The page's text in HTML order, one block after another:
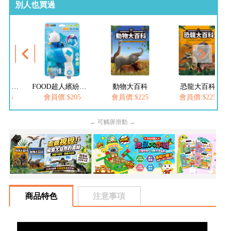
別人也買過
FOOD超人繽紛泡泡槍
會員價:$205
動物大百科
會員價:$225
恐龍大百科
會員價:$225
← 可觸屏滑動 →
商品特色 注意事項